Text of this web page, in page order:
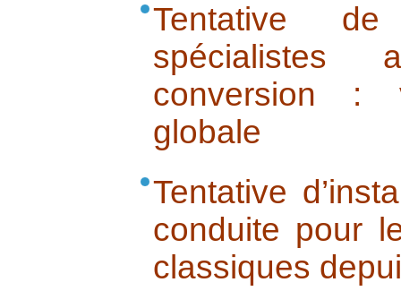
Tentative
spécialistes
conversion :
globale
Tentative
conduite pour
classiques